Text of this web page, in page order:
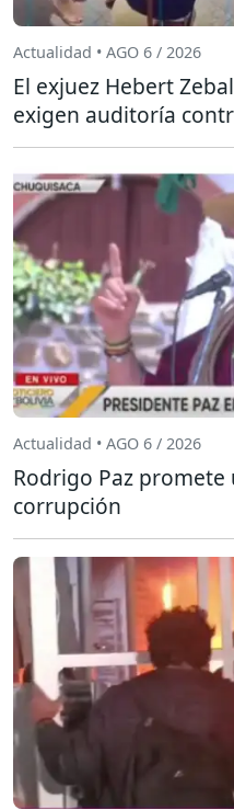
Actualidad • AGO 6 / 2026
El exjuez Hebert
exigen auditoría
Actualidad • AGO 6 / 2026
Rodrigo Paz
corrupción